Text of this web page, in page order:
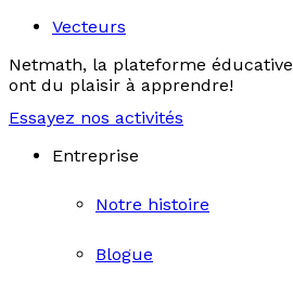
Vecteurs
Netmath, la plateforme
ont du plaisir à apprendre!
Essayez nos activités
Entreprise
Notre histoire
Blogue